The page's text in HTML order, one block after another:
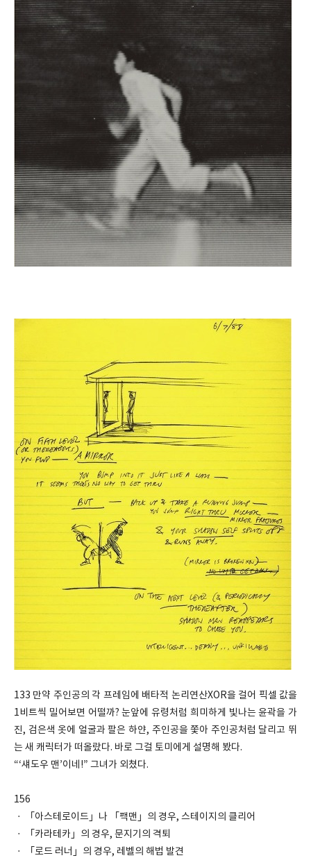
133 만약 주인공의 각 프레임에 배타적 논리연산XOR을 걸어 픽셀 값을
1비트씩 밀어보면 어떨까? 눈앞에 유령처럼 희미하게 빛나는 윤곽을 가
진, 검은색 옷에 얼굴과 팔은 하얀, 주인공을 쫓아 주인공처럼 달리고 뛰
는 새 캐릭터가 떠올랐다. 바로 그걸 토미에게 설명해 봤다.
“‘섀도우 맨’이네!” 그녀가 외쳤다.
156
ㆍ 「아스테로이드」나 「팩맨」의 경우, 스테이지의 클리어
ㆍ 「카라테카」의 경우, 문지기의 격퇴
ㆍ 「로드 러너」의 경우, 레벨의 해법 발견